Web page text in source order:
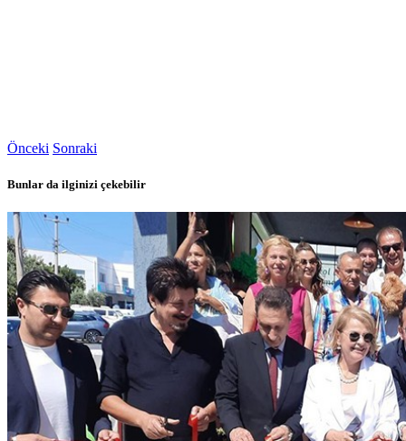
Önceki Sonraki
Bunlar da ilginizi çekebilir